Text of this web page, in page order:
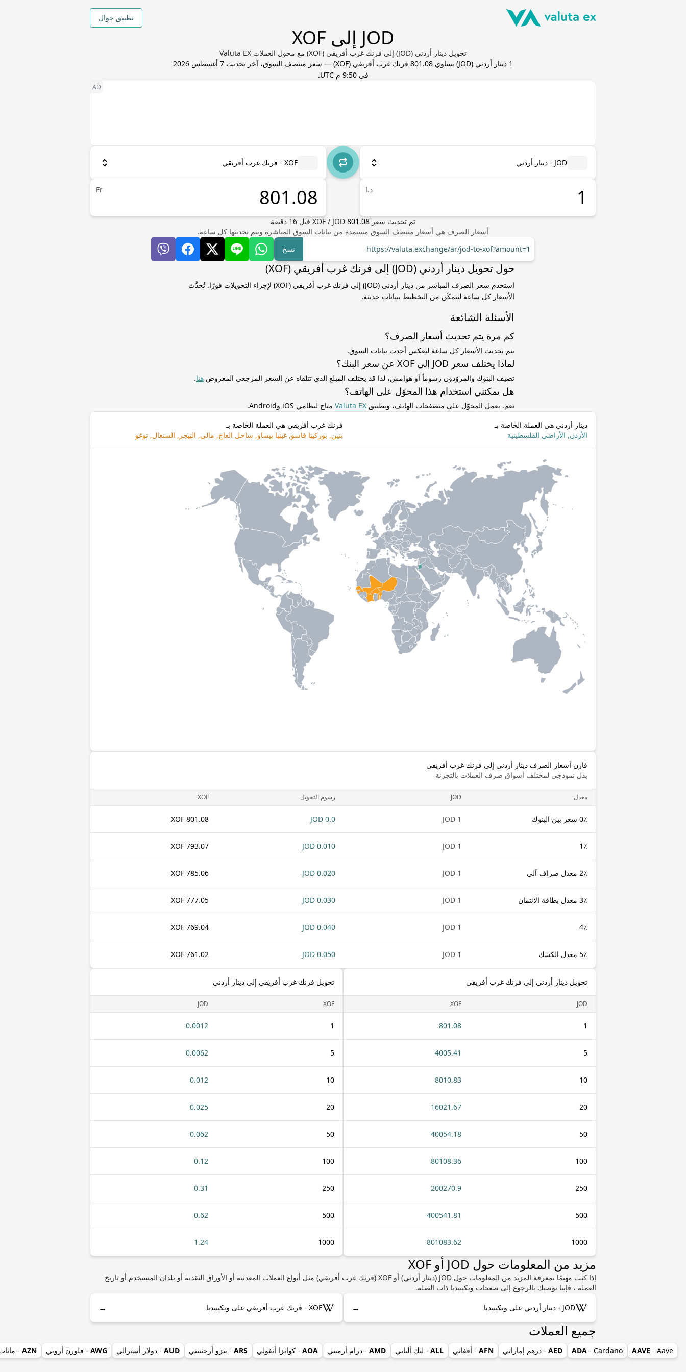
تطبيق جوال
JOD إلى XOF
تحويل دينار أردني (JOD) إلى فرنك غرب أفريقي (XOF) مع محول العملات Valuta EX
1 دينار أردني (
JOD) يساوي 801.08 فرنك غرب أفريقي (
XOF) — سعر منتصف السوق، آخر تحديث
7 أغسطس 2026
في 9:50 م UTC
.
JOD - دينار أردني
د.ا
XOF - فرنك غرب أفريقي
Fr
تم تحديث سعر XOF / JOD 801.08 قبل 16 دقيقة
أسعار الصرف هي أسعار منتصف السوق مستمدة من بيانات السوق المباشرة ويتم تحديثها كل ساعة.
https://valuta.exchange/ar/jod-to-xof?amount=1
نسخ
حول تحويل دينار أردني (JOD) إلى فرنك غرب أفريقي (XOF)
استخدم سعر الصرف المباشر من دينار أردني (JOD) إلى فرنك غرب أفريقي (XOF) لإجراء التحويلات فورًا. تُحدَّث
الأسعار كل ساعة لتتمكّن من التخطيط ببيانات حديثة.
الأسئلة الشائعة
كم مرة يتم تحديث أسعار الصرف؟
يتم تحديث الأسعار كل ساعة لتعكس أحدث بيانات السوق.
لماذا يختلف سعر JOD إلى XOF عن سعر البنك؟
تضيف البنوك والمزوّدون رسوماً أو هوامش، لذا قد يختلف المبلغ الذي تتلقاه عن السعر المرجعي المعروض هنا.
هل يمكنني استخدام هذا المحوّل على الهاتف؟
نعم. يعمل المحوّل على متصفحات الهاتف، وتطبيق Valuta EX متاح لنظامي iOS وAndroid.
دينار أردني هي العملة الخاصة بـ
الأردن, الأراضي الفلسطينية
فرنك غرب أفريقي هي العملة الخاصة بـ
بنين, بوركينا فاسو, غينيا بيساو, ساحل العاج, مالي, النيجر, السنغال, توغو
قارن أسعار الصرف دينار أردني إلى فرنك غرب أفريقي
بدل نموذجي لمختلف أسواق صرف العملات بالتجزئة
معدل JOD رسوم التحويل XOF
0٪ سعر بين البنوك 1 JOD
0.0 JOD
801.08 XOF
1٪ 1 JOD
0.010 JOD
793.07 XOF
2٪ معدل صراف آلي 1 JOD
0.020 JOD
785.06 XOF
3٪ معدل بطاقة الائتمان 1 JOD
0.030 JOD
777.05 XOF
4٪ 1 JOD
0.040 JOD
769.04 XOF
5٪ معدل الكشك 1 JOD
0.050 JOD
761.02 XOF
تحويل دينار أردني إلى فرنك غرب أفريقي
JOD
XOF
1
801.08
5
4005.41
10
8010.83
20
16021.67
50
40054.18
100
80108.36
250
200270.9
500
400541.81
1000
801083.62
تحويل فرنك غرب أفريقي إلى دينار أردني
XOF
JOD
1
0.0012
5
0.0062
10
0.012
20
0.025
50
0.062
100
0.12
250
0.31
500
0.62
1000
1.24
مزيد من المعلومات حول JOD أو XOF
إذا كنت مهتمًا بمعرفة المزيد من المعلومات حول JOD (دينار أردني) أو XOF (فرنك غرب أفريقي) مثل أنواع العملات المعدنية أو الأوراق النقدية أو بلدان المستخدم أو تاريخ
العملة ، فإننا نوصيك بالرجوع إلى صفحات ويكيبيديا ذات الصلة.
JOD - دينار أردني على ويكيبيديا → XOF - فرنك غرب أفريقي على ويكيبيديا →
جميع العملات
AAVE - Aave
ADA - Cardano
AED - درهم إماراتي AFN - أفغاني ALL - ليك ألباني AMD - درام أرميني AOA - كوانزا أنغولي ARS - بيزو أرجنتيني AUD - دولار أسترالي AWG - فلورن أروبي AZN
-